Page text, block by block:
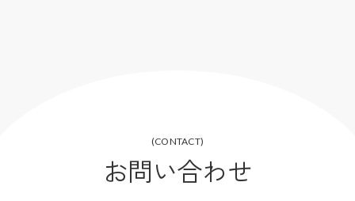
(CONTACT)
お問い合わせ